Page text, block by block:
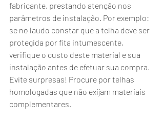
fabricante, prestando atenção nos
parâmetros de instalação. Por exemplo:
se no laudo constar que a telha deve ser
protegida por fita intumescente,
verifique o custo deste material e sua
instalação antes de efetuar sua compra.
Evite surpresas! Procure por telhas
homologadas que não exijam materiais
complementares.